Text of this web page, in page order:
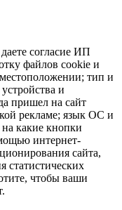
согласие ИП
файлов cookie и
тип и
и
пришел на сайт
рекламе; язык ОС и
какие кнопки
интернет-
сайта,
статистических
чтобы ваши